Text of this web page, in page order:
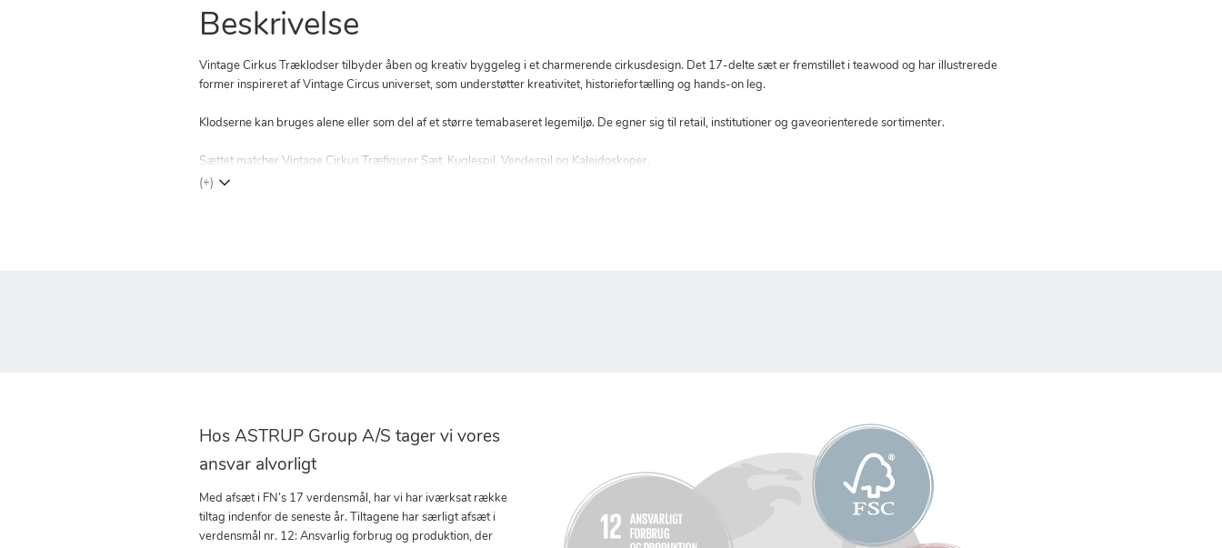
Beskrivelse
Vintage Cirkus Træklodser tilbyder åben og kreativ byggeleg i et charmerende cirkusdesign. Det 17-delte sæt er fremstillet i teawood og har illustrerede
former inspireret af Vintage Circus universet, som understøtter kreativitet, historiefortælling og hands-on leg.
Klodserne kan bruges alene eller som del af et større temabaseret legemiljø. De egner sig til retail, institutioner og gaveorienterede sortimenter.
Sættet matcher Vintage Cirkus Træfigurer Sæt Kuglespil Vendespil og Kalejdoskoper
(+)
Hos ASTRUP Group A/S tager vi vores
ansvar alvorligt
Med afsæt i FN’s 17 verdensmål, har vi har iværksat række
tiltag indenfor de seneste år. Tiltagene har særligt afsæt i
verdensmål nr. 12: Ansvarlig forbrug og produktion, der